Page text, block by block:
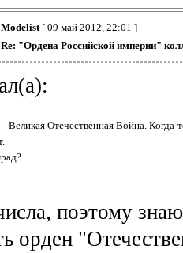
Modelist[ 09 май 2012, 22:01 ]
Re: "Ордена Российской империи"
Отечественная Война.
поэтому
орден